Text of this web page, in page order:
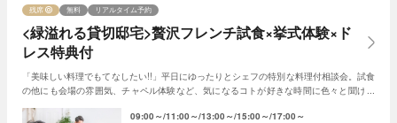
<緑溢れる貸切邸宅>贅沢フレンチ試食×挙式体験×ド
レス特典付
残席 無料 リアルタイム予約
「美味しい料理でもてなしたい!!」平日にゆったりとシェフの特別な料理付相談会。試食
の他にも会場の雰囲気、チャペル体験など、気になるコトが好きな時間に色々と聞けま
09:00～ 11:00～ 13:00～ 15:00～ 17:00～